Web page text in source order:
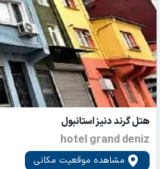
هتل گرند دنیز استانبول
hotel grand deniz
مشاهده موقعیت مکانی